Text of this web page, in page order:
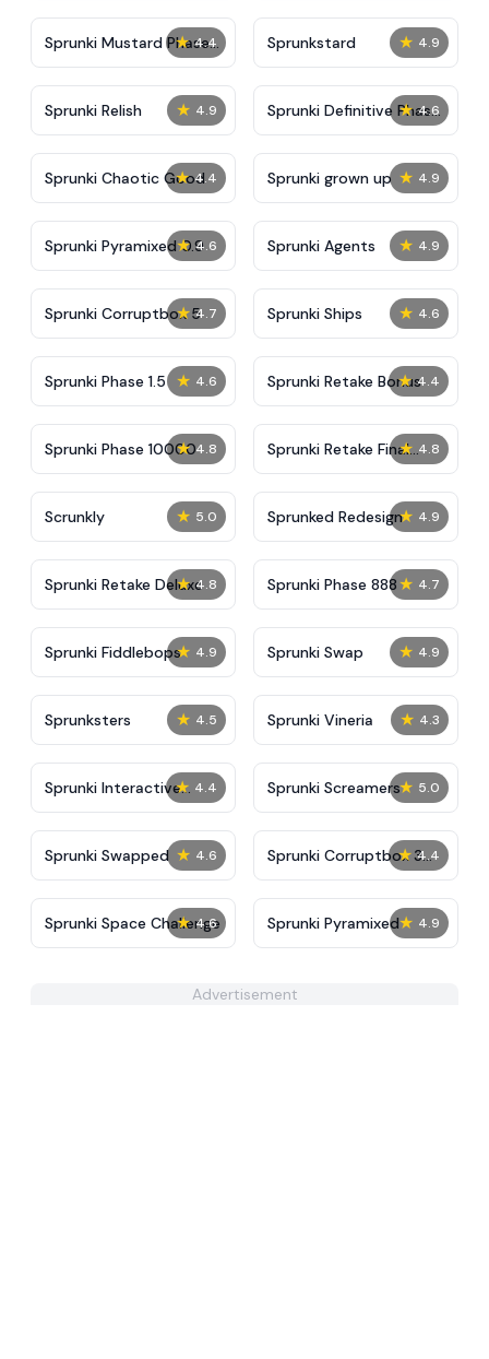
★ 4.4
Sprunki Mustard Phase
2
★ 4.9
Sprunkstard
★ 4.9
Sprunki Relish ★ 4.6
Sprunki Definitive Phase
7
★ 4.4
Sprunki Chaotic Good ★ 4.9
Sprunki grown up
★ 4.6
Sprunki Pyramixed 0.9 ★ 4.9
Sprunki Agents
★ 4.7
Sprunki Corruptbox 5 ★ 4.6
Sprunki Ships
★ 4.6
Sprunki Phase 1.5 ★ 4.4
Sprunki Retake Bonus
★ 4.8
Sprunki Phase 10000 ★ 4.8
Sprunki Retake Final
Update
★ 5.0
Scrunkly ★ 4.9
Sprunked Redesign
★ 4.8
Sprunki Retake Deluxe ★ 4.7
Sprunki Phase 888
★ 4.9
Sprunki Fiddlebops ★ 4.9
Sprunki Swap
★ 4.5
Sprunksters ★ 4.3
Sprunki Vineria
★ 4.4
Sprunki Interactive
Tunner
★ 5.0
Sprunki Screamers
★ 4.6
Sprunki Swapped ★ 4.4
Sprunki Corruptbox 3
Remake
★ 4.6
Sprunki Space Challenge ★ 4.9
Sprunki Pyramixed
Advertisement